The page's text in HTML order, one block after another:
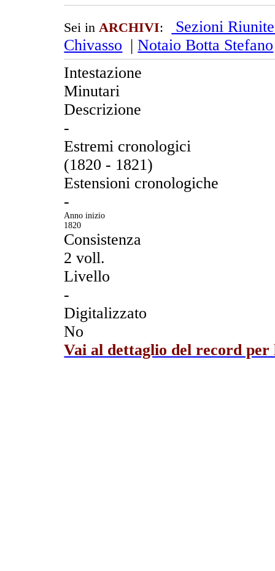
Sei inARCHIVI:
Sezioni
Chivasso |Notaio Botta Stefano
Intestazione
Minutari
Descrizione
-
Estremi cronologici
(1820 - 1821)
Estensioni cronologiche
-
Anno inizio
1820
Consistenza
2 voll.
Livello
-
Digitalizzato
No
Vai al dettaglio del record per